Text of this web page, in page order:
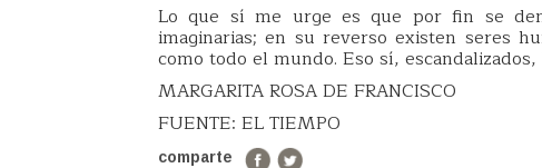
Lo que sí me urge es que por fin se
imaginarias; en su reverso existen seres
como todo el mundo. Eso sí,
MARGARITA ROSA DE FRANCISCO
FUENTE: EL TIEMPO
comparte